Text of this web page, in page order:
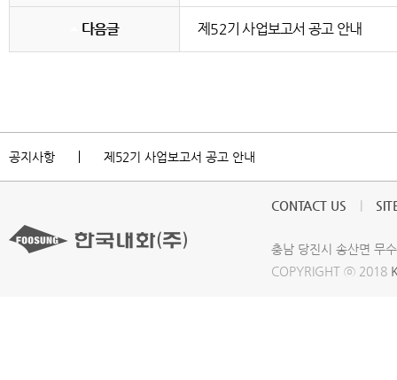
다음글 제52기 사업보고서 공고 안내
공지사항 제52기 사업보고서 공고 안내
CONTACT US
충남 당진시 송산면 무
COPYRIGHT ⓒ 2018